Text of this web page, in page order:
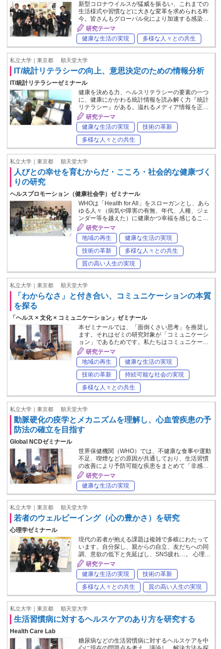
新型コロナウイルスが猛威を振るい、これまでの
生活様式や習慣などに大きな変革を求められる昨
今。皆さんもグローバル化により加速する感染…
研究テーマ
健康な生活の実現
多様な人々との共生
私立大学｜東京都 順天堂大学
IT/統計リテラシーの向上、意思決定のための情報分析
IT/統計リテラシーゼミナール
健康を決める力、ヘルスリテラシーの要素の一つ
に、健康にかかわる統計情報を読み解く力『統計
リテラシー』がある。溢れるメディア情報を正…
研究テーマ
健康な生活の実現
技術の革新
多様な人々との共生
私立大学｜東京都 順天堂大学
人びとの幸せを育むからだ・こころ・社会的な健康づく
りの研究
ヘルスプロモーション（健康社会学）ゼミナール
WHOは「Health for All」をスローガンとし、あら
ゆる人々（病気や障害の有無、年代、人種、ジェ
ンダー等を越えた）に健康かつ幸福を感じるこ…
研究テーマ
地域の再生
健康な生活の実現
技術の革新
多様な人々との共生
質の高い人生の実現
私立大学｜東京都 順天堂大学
「わからなさ」と付き合い、コミュニケーションの本質
を探る
「ヘルス × 文化 × コミュニケーション」ゼミナール
本ゼミナールでは、「面倒くさい思考」を推奨し
ます。それはゼミの研究対象が「コミュニケーシ
ョン」であるためです。私たちはコミュニケー…
研究テーマ
地域の再生
健康な生活の実現
技術の革新
持続可能な社会の実現
多様な人々との共生
私立大学｜東京都 順天堂大学
動脈硬化の疫学とメカニズムを理解し、心血管疾患の予
防法の確立を目指す
Global NCDゼミナール
世界保健機関（WHO）では、不健康な食事や運動
不足、喫煙などの原因が共通しており、生活習慣
の改善により予防可能な疾患をまとめて「非感…
研究テーマ
健康な生活の実現
私立大学｜東京都 順天堂大学
若者のウェルビーイング（心の豊かさ）を研究
心理学ゼミナール
現代の若者が抱える課題は複雑で多岐にわたって
います。自分探し、親からの自立、友だちへの同
調、意欲の低下と先延ばし、SNS疲れ…。 心理…
研究テーマ
健康な生活の実現
技術の革新
多様な人々との共生
質の高い人生の実現
私立大学｜東京都 順天堂大学
生活習慣病に対するヘルスケアのあり方を研究する
Health Care Lab
糖尿病などの生活習慣病に対するヘルスケアを中